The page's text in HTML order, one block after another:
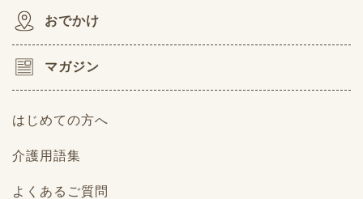
おでかけ
マガジン
はじめての方へ
介護用語集
よくあるご質問